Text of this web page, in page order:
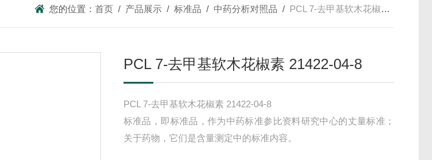
您的位置：首页 / 产品展示 /标准品 /中药分析对照品 / PCL 7-去甲基软木花椒素 21422-04-8
PCL 7-去甲基软木花椒素 21422-04-8
PCL 7-去甲基软木花椒素 21422-04-8
标准品，即标准品，作为中药标准参比资料研究中心的丈量标准；
关于药物，它们是含量测定中的标准内容。